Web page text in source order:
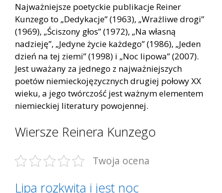
Najważniejsze poetyckie publikacje Reiner
Kunzego to „Dedykacje” (1963), „Wrażliwe drogi”
(1969), „Ściszony głos” (1972), „Na własną
nadzieję”, „Jedyne życie każdego” (1986), „Jeden
dzień na tej ziemi” (1998) i „Noc lipowa” (2007).
Jest uważany za jednego z najważniejszych
poetów niemieckojęzycznych drugiej połowy XX
wieku, a jego twórczość jest ważnym elementem
niemieckiej literatury powojennej.
Wiersze Reinera Kunzego
Twoja ocena
Lipa rozkwita i jest noc